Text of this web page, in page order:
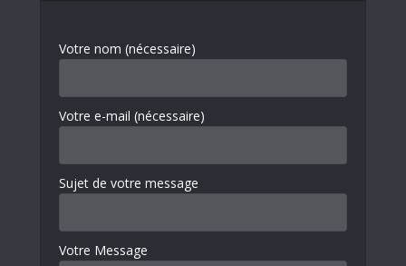
Votre nom (nécessaire)
Votre e-mail (nécessaire)
Sujet de votre message
Votre Message